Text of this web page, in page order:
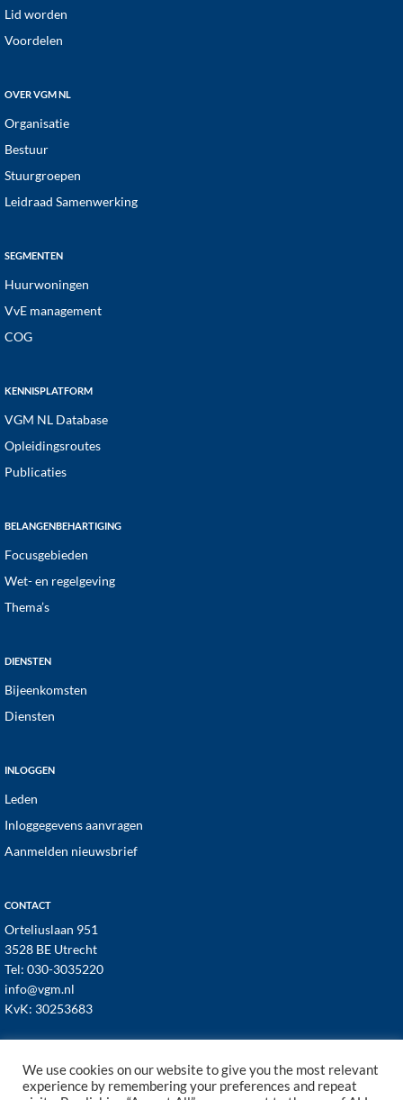
Lid worden
Voordelen
OVER VGM NL
Organisatie
Bestuur
Stuurgroepen
Leidraad Samenwerking
SEGMENTEN
Huurwoningen
VvE management
COG
KENNISPLATFORM
VGM NL Database
Opleidingsroutes
Publicaties
BELANGENBEHARTIGING
Focusgebieden
Wet- en regelgeving
Thema’s
DIENSTEN
Bijeenkomsten
Diensten
INLOGGEN
Leden
Inloggegevens aanvragen
Aanmelden nieuwsbrief
CONTACT
Orteliuslaan 951
3528 BE Utrecht
Tel: 030-3035220
info@vgm.nl
KvK: 30253683
We use cookies on our website to give you the most relevant
experience by remembering your preferences and repeat